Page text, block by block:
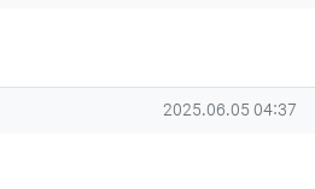
작성일
2025.06.05 04:37